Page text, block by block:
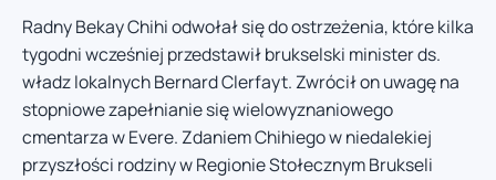
Radny Bekay Chihi odwołał się do ostrzeżenia, które kilka
tygodni wcześniej przedstawił brukselski minister ds.
władz lokalnych Bernard Clerfayt. Zwrócił on uwagę na
stopniowe zapełnianie się wielowyznaniowego
cmentarza w Evere. Zdaniem Chihiego w niedalekiej
przyszłości rodziny w Regionie Stołecznym Brukseli